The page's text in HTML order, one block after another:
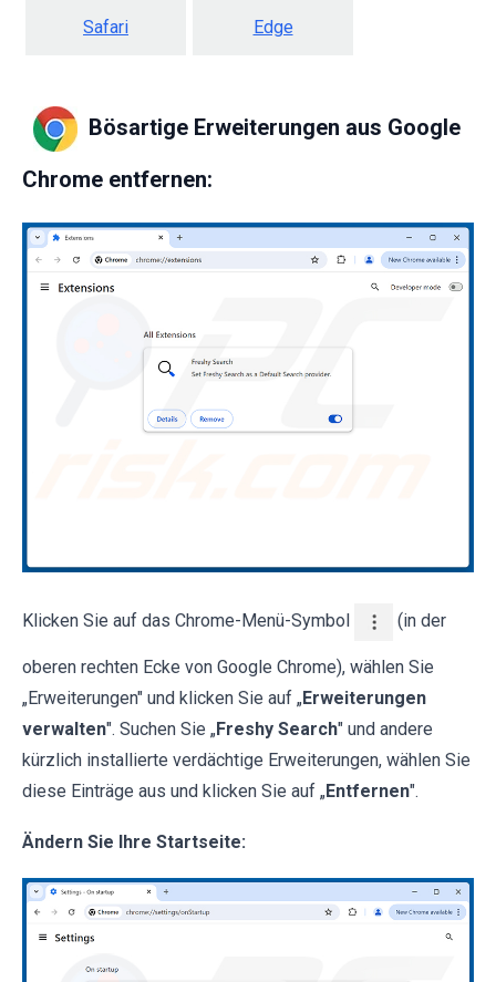
Safari Edge
Bösartige Erweiterungen aus Google
Chrome entfernen:
Klicken Sie auf das Chrome-Menü-Symbol (in der
oberen rechten Ecke von Google Chrome), wählen Sie
„Erweiterungen" und klicken Sie auf „Erweiterungen
verwalten". Suchen Sie „Freshy Search" und andere
kürzlich installierte verdächtige Erweiterungen, wählen Sie
diese Einträge aus und klicken Sie auf „Entfernen".
Ändern Sie Ihre Startseite: